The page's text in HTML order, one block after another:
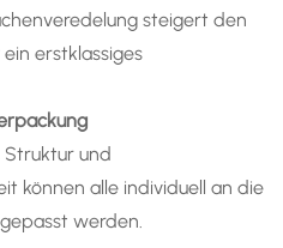
steigert den
erstklassiges
Struktur und
können alle individuell an die
werden.